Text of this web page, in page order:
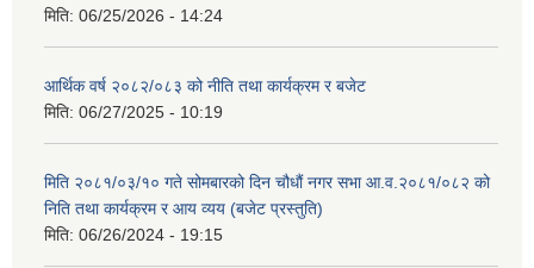
मिति: 06/25/2026 - 14:24
आर्थिक वर्ष २०८२/०८३ को नीति तथा कार्यक्रम र बजेट
मिति: 06/27/2025 - 10:19
मिति २०८१/०३/१० गते सोमबारको दिन चौधौं नगर सभा आ.व.२०८१/०८२ को
निति तथा कार्यक्रम र आय व्यय (बजेट प्रस्तुति)
मिति: 06/26/2024 - 19:15